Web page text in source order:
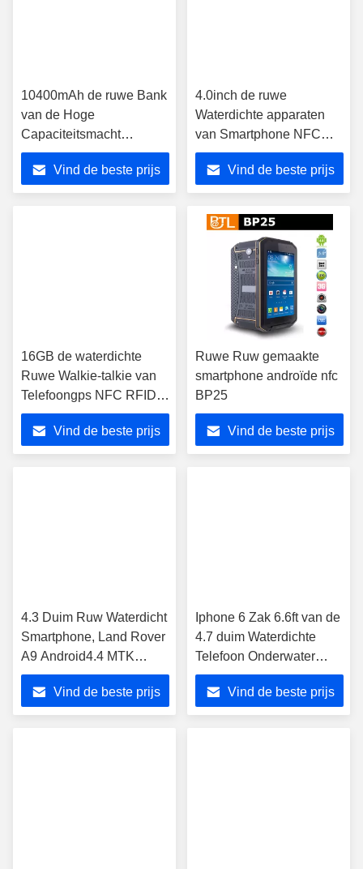
10400mAh de ruwe Bank
van de Hoge
Capaciteitsmacht
Waterdicht met USB 5V
2.1A Vind de beste prijs
4.0inch de ruwe
Waterdichte apparaten
van Smartphone NFC
NXP544 Android5.0 IP67
Vind de beste prijs
16GB de waterdichte
Ruwe Walkie-talkie van
Telefoongps NFC RFID
IP68
Vind de beste prijs
Ruwe Ruw gemaakte
smartphone androïde nfc
BP25
Vind de beste prijs
4.3 Duim Ruw Waterdicht
Smartphone, Land Rover
A9 Android4.4 MTK
GPS/AGPS NFC
Vind de beste prijs
Iphone 6 Zak 6.6ft van de
4.7 duim Waterdichte
Telefoon Onderwater
Schokbestendige
Bescherming
Vind de beste prijs